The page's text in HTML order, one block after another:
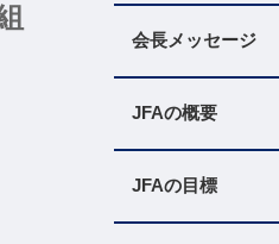
会長メッセージ
JFAの概要
JFAの目標